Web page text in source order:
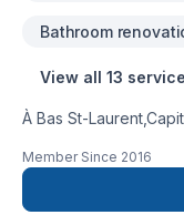
Bathroom
View all 13
À Bas St-
transforme vos idées
approche unique
Cuisine, Escalier et
Member Since 2016